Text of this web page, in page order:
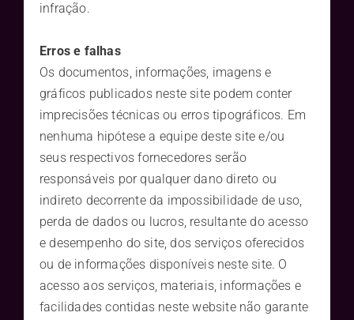
infração.
Erros e falhas
Os documentos, informações, imagens e
gráficos publicados neste site podem conter
imprecisões técnicas ou erros tipográficos. Em
nenhuma hipótese a equipe deste site e/ou
seus respectivos fornecedores serão
responsáveis por qualquer dano direto ou
indireto decorrente da impossibilidade de uso,
perda de dados ou lucros, resultante do acesso
e desempenho do site, dos serviços oferecidos
ou de informações disponíveis neste site. O
acesso aos serviços, materiais, informações e
facilidades contidas neste website não garante